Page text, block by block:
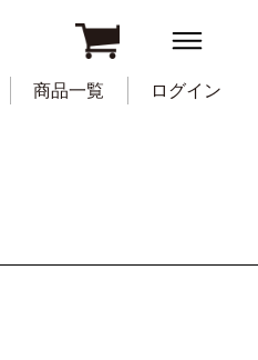
商品一覧 ログイン